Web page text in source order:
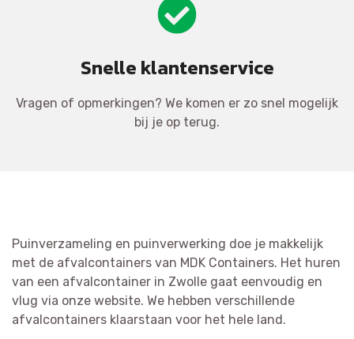
Snelle klantenservice
Vragen of opmerkingen? We komen er zo snel mogelijk
bij je op terug.
Puinverzameling en puinverwerking doe je makkelijk
met de afvalcontainers van MDK Containers. Het huren
van een afvalcontainer in Zwolle gaat eenvoudig en
vlug via onze website. We hebben verschillende
afvalcontainers klaarstaan voor het hele land.